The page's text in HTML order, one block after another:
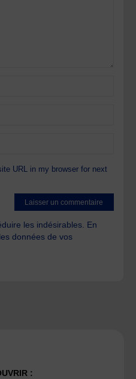
URL in my browser for next
les indésirables. En
données de vos
: